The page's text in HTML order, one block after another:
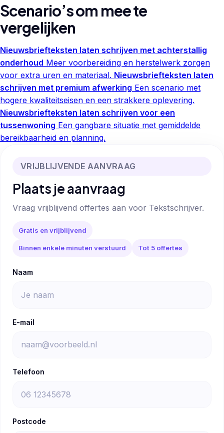
Scenario’s om mee te
vergelijken
Nieuwsbriefteksten laten schrijven met achterstallig
onderhoud Meer voorbereiding en herstelwerk zorgen
voor extra uren en materiaal. Nieuwsbriefteksten laten
schrijven met premium afwerking Een scenario met
hogere kwaliteitseisen en een strakkere oplevering.
Nieuwsbriefteksten laten schrijven voor een
tussenwoning Een gangbare situatie met gemiddelde
bereikbaarheid en planning.
VRIJBLIJVENDE AANVRAAG
Plaats je aanvraag
Vraag vrijblijvend offertes aan voor Tekstschrijver.
Gratis en vrijblijvend
Binnen enkele minuten verstuurd Tot 5 offertes
Naam
E-mail
Telefoon
Postcode